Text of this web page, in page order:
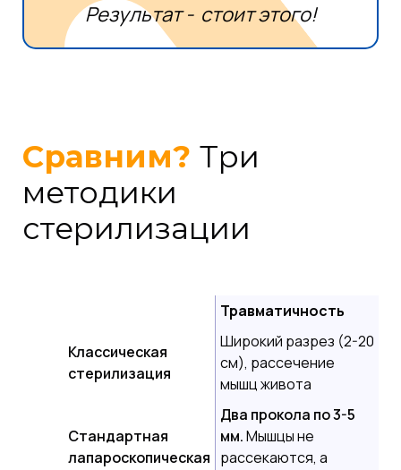
Результат - стоит этого!
Сравним? Три
методики
стерилизации
Травматичность
Классическая
стерилизация
Широкий разрез (2-20
см), рассечение
мышц живота
Стандартная
лапароскопическая
Два прокола по 3-5
мм.Мышцы не
рассекаются, а